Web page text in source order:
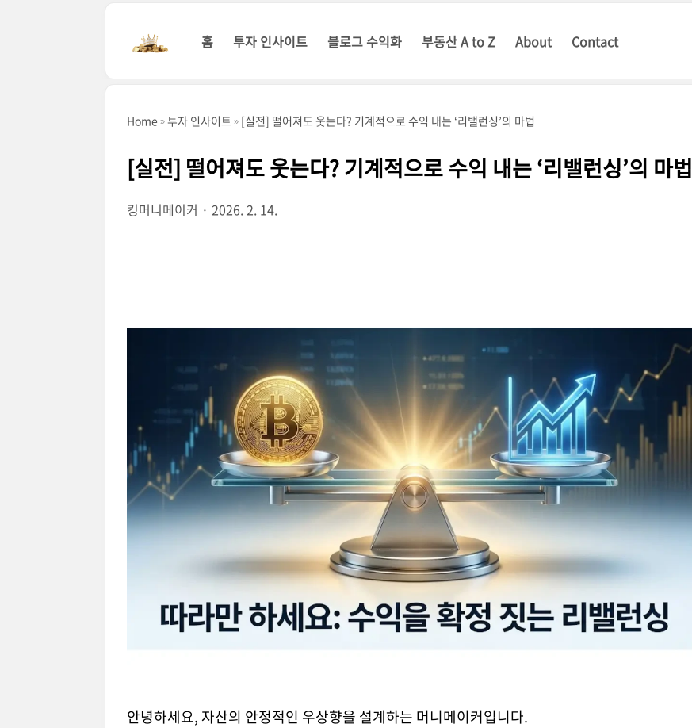
홈 투자 인사이트 블로그 수익화 부동산 A to Z About Contact
Home 투자 인사이트 [실전] 떨어져도 웃는다? 기계적으로 수익 내는 ‘리밸런싱’의 마법
[실전] 떨어져도 웃는다? 기계적으로 수익 내는 ‘리밸런싱’의 마법
킹머니메이커 2026. 2. 14.
안녕하세요, 자산의 안정적인 우상향을 설계하는 머니메이커입니다.